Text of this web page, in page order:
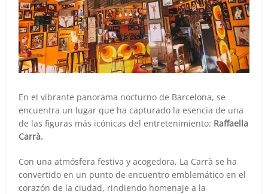
En el vibrante panorama nocturno de Barcelona, se
encuentra un lugar que ha capturado la esencia de una
de las figuras más icónicas del entretenimiento: Raffaella
Carrà.
Con una atmósfera festiva y acogedora, La Carrà se ha
convertido en un punto de encuentro emblemático en el
corazón de la ciudad, rindiendo homenaje a la